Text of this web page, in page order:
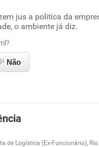
empresa
diretoria
jus a politica da
o ambiente já diz.
Não
de Logística (Ex-Funcionário),